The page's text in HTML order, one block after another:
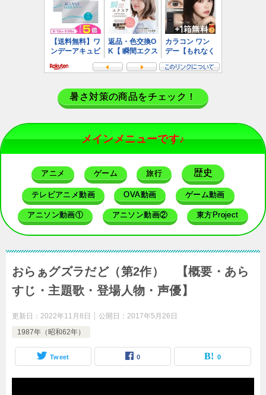
暑さ対策の商品をチェック！
メインメニューです♪
アニメ ゲーム 旅行 歴史
テレビアニメ動画 OVA動画 ゲーム動画
アニソン動画① アニソン動画② 東方Project
おらぁグズラだど（第2作） 【概要・あら
すじ・主題歌・登場人物・声優】
更新日： 2022年11月8日 公開日： 2017年5月26日
1987年（昭和62年）
Tweet 0 0